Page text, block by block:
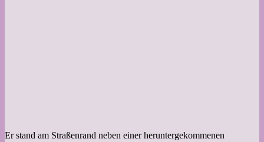
Er stand am Straßenrand neben einer heruntergekommenen